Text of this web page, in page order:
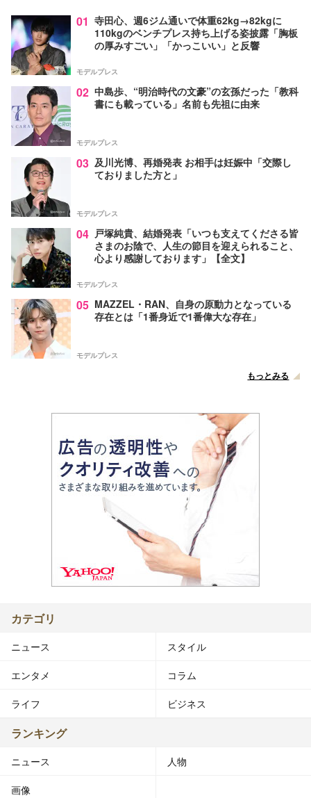
01 寺田心、週6ジム通いで体重62kg→82kgに
110kgのベンチプレス持ち上げる姿披露「胸板
の厚みすごい」「かっこいい」と反響
モデルプレス
02 中島歩、“明治時代の文豪”の玄孫だった「教科
書にも載っている」名前も先祖に由来
モデルプレス
03 及川光博、再婚発表 お相手は妊娠中「交際し
ておりました方と」
モデルプレス
04 戸塚純貴、結婚発表「いつも支えてくださる皆
さまのお陰で、人生の節目を迎えられること、
心より感謝しております」【全文】
モデルプレス
05 MAZZEL・RAN、自身の原動力となっている
存在とは「1番身近で1番偉大な存在」
モデルプレス
もっとみる
カテゴリ
ニュース スタイル
エンタメ コラム
ライフ ビジネス
ランキング
ニュース 人物
画像